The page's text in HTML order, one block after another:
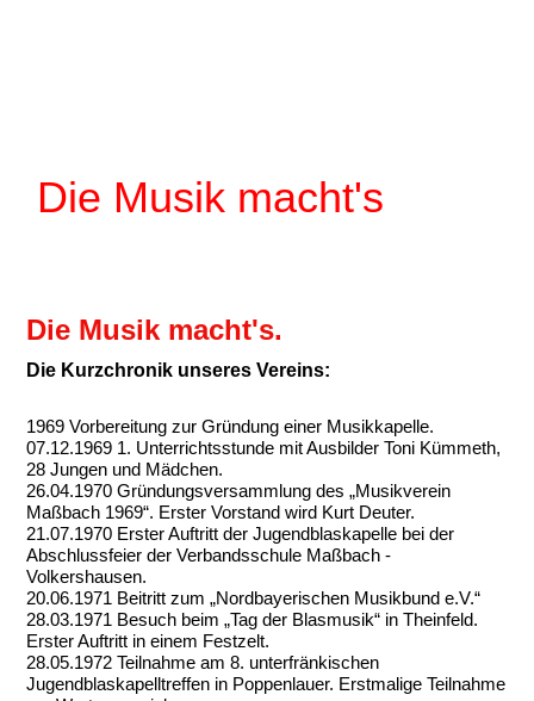
Die Musik macht's
Die Musik macht's.
Die Kurzchronik unseres Vereins:
1969 Vorbereitung zur Gründung einer Musikkapelle.
07.12.1969 1. Unterrichtsstunde mit Ausbilder Toni Kümmeth,
28 Jungen und Mädchen.
26.04.1970 Gründungsversammlung des „Musikverein
Maßbach 1969“. Erster Vorstand wird Kurt Deuter.
21.07.1970 Erster Auftritt der Jugendblaskapelle bei der
Abschlussfeier der Verbandsschule Maßbach -
Volkershausen.
20.06.1971 Beitritt zum „Nordbayerischen Musikbund e.V.“
28.03.1971 Besuch beim „Tag der Blasmusik“ in Theinfeld.
Erster Auftritt in einem Festzelt.
28.05.1972 Teilnahme am 8. unterfränkischen
Jugendblaskapelltreffen in Poppenlauer. Erstmalige Teilnahme